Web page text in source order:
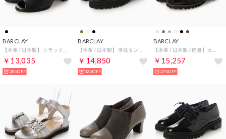
BARCLAY
￥13,035
28%OFF
BARCLAY
￥14,850
32%OFF
BARCLAY
￥15,257
27%OFF